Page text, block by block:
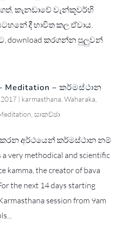
කැනඩාවේ වැන්කූවර්හි
දී භාවිත කල ඒවාය.
download කරගන්න පුලුවන්
Meditation – කර්මස්ථාන
2017| karmasthana Waharaka
සාකච්ඡා
කරන අර්ථයෙන් කර්මස්ථාන නම්
very methodical and scientific
kamma, the creator of bava
the next 14 days starting
session from 9am